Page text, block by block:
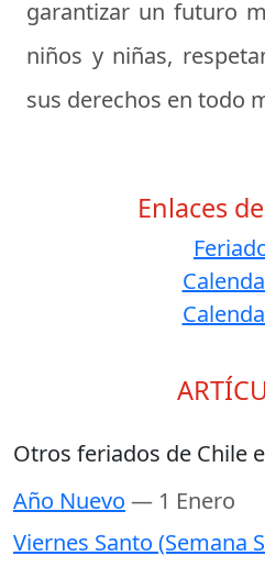
garantizar un futuro
niños y niñas,
sus derechos en todo
Enlaces
Otros feriados de Chile
Año Nuevo — 1 Enero
Viernes Santo (Semana